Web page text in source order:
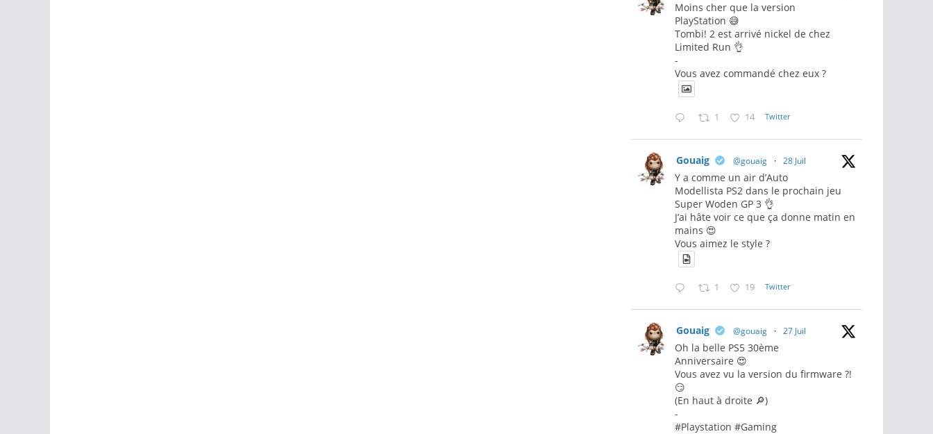
Moins cher que la version
PlayStation 😅
Tombi! 2 est arrivé nickel de chez
Limited Run 👌
-
Vous avez commandé chez eux ?
1 14 Twitter
Gouaig @gouaig · 28 Juil
Y a comme un air d’Auto
Modellista PS2 dans le prochain jeu
Super Woden GP 3 👌
J’ai hâte voir ce que ça donne matin en
mains 😍
Vous aimez le style ?
1 19 Twitter
Gouaig @gouaig · 27 Juil
Oh la belle PS5 30ème
Anniversaire 😍
Vous avez vu la version du firmware ?!
😏
(En haut à droite 🔎)
-
#Playstation #Gaming